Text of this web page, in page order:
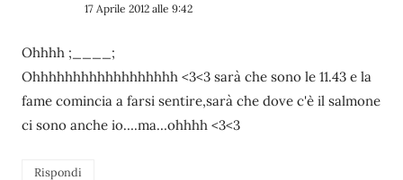
17 Aprile 2012 alle 9:42
Ohhhh ;____;
Ohhhhhhhhhhhhhhhhhh <3<3 sarà che sono le 11.43 e la
fame comincia a farsi sentire,sarà che dove c'è il salmone
ci sono anche io….ma…ohhhh <3<3
Rispondi